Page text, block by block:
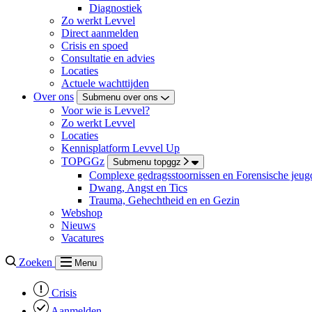
Diagnostiek
Zo werkt Levvel
Direct aanmelden
Crisis en spoed
Consultatie en advies
Locaties
Actuele wachttijden
Over ons
Submenu over ons
Voor wie is Levvel?
Zo werkt Levvel
Locaties
Kennisplatform Levvel Up
TOPGGz
Submenu topggz
Complexe gedragsstoornissen en Forensische
Dwang, Angst en Tics
Trauma, Gehechtheid en en Gezin
Webshop
Nieuws
Vacatures
Zoeken Menu
Crisis